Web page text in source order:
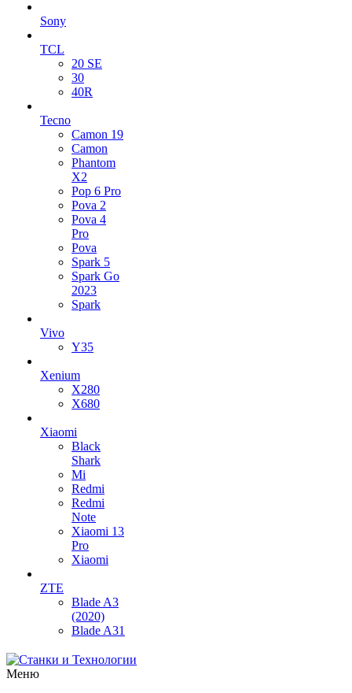
Sony
TCL
20 SE
30
40R
Tecno
Camon 19
Camon
Phantom
X2
Pop 6 Pro
Pova 2
Pova 4
Pro
Pova
Spark 5
Spark Go
2023
Spark
Vivo
Y35
Xenium
X280
X680
Xiaomi
Black
Shark
Mi
Redmi
Redmi
Note
Xiaomi 13
Pro
Xiaomi
ZTE
Blade A3
(2020)
Blade A31
Меню